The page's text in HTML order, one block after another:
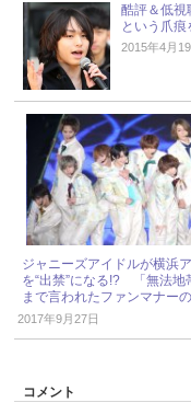
酷評＆低視
という爪
2015年4月
ジャニーズアイドルが横浜
を“出禁”になる!? 「無法地
まで言われたファンマナー
2017年9月27日
コメント